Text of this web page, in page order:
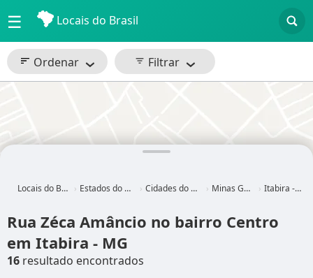
☰ Locais do Brasil
Ordenar Filtrar
Locais do Brasil Estados do Brasil Cidades do Brasil Minas Gerais Itabira - MG
Rua Zéca Amâncio no bairro Centro
em Itabira - MG
16 resultado encontrados